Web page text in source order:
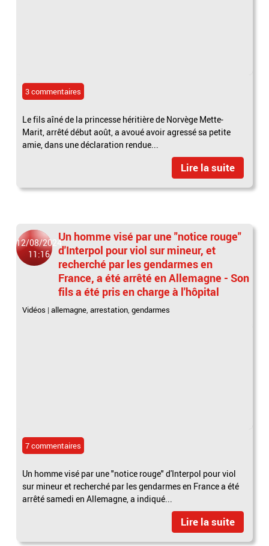
3 commentaires
Le fils aîné de la princesse héritière de Norvège Mette-
Marit, arrêté début août, a avoué avoir agressé sa petite
amie, dans une déclaration rendue...
Lire la suite
12/08/2024
11:16
Un homme visé par une "notice rouge"
d'Interpol pour viol sur mineur, et
recherché par les gendarmes en
France, a été arrêté en Allemagne - Son
fils a été pris en charge à l'hôpital
Vidéos |allemagne ,arrestation ,gendarmes
7 commentaires
Un homme visé par une "notice rouge" d'Interpol pour viol
sur mineur et recherché par les gendarmes en France a été
arrêté samedi en Allemagne, a indiqué...
Lire la suite